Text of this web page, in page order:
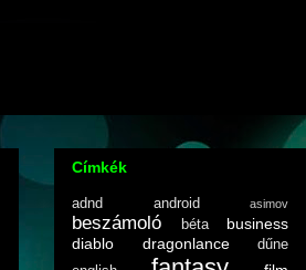
Címkék
adnd android asimov
beszámoló béta
business
diablo
dragonlance
dűne